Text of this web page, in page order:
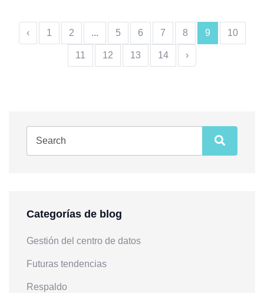
‹ 1 2 ... 5 6 7 8 9 10
11 12 13 14 ›
Categorías de blog
Gestión del centro de datos
Futuras tendencias
Respaldo